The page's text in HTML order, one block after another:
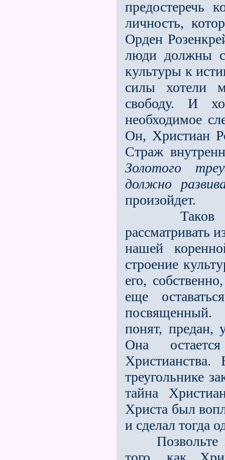
предостеречь
личность,
Орден
люди должны
культуры к
силы хотели
свободу. И
необходимое
Он, Христиан
Страж
Золотого
должно
произойдет.
Таков ход
рассматривать
нашей
строение
его,
ещe
посвященный.
понят, предан,
Она
треугольнике
тайна
Христа был
и сделал тогда
Позвольте